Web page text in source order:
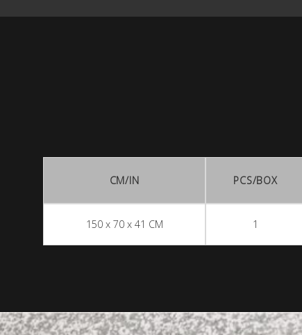
CM/IN PCS/BOX
150 x 70 x 41 CM 1